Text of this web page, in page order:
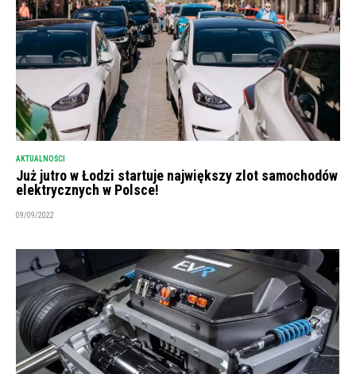
AKTUALNOŚCI
Już jutro w Łodzi startuje największy zlot samochodów
elektrycznych w Polsce!
09/09/2022